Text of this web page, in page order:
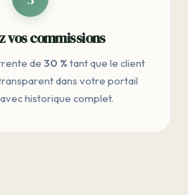
vos commissions
de 30 % tant que le client
dans votre portail
historique complet.